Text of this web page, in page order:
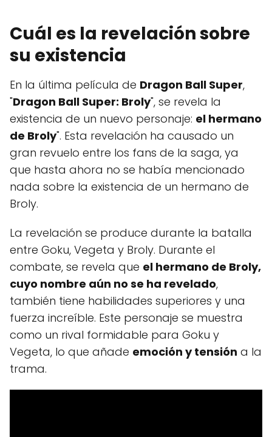
Cuál es la revelación sobre
su existencia
En la última película de Dragon Ball Super,
"Dragon Ball Super: Broly", se revela la
existencia de un nuevo personaje: el hermano
de Broly". Esta revelación ha causado un
gran revuelo entre los fans de la saga, ya
que hasta ahora no se había mencionado
nada sobre la existencia de un hermano de
Broly.
La revelación se produce durante la batalla
entre Goku, Vegeta y Broly. Durante el
combate, se revela que el hermano de Broly,
cuyo nombre aún no se ha revelado,
también tiene habilidades superiores y una
fuerza increíble. Este personaje se muestra
como un rival formidable para Goku y
Vegeta, lo que añade emoción y tensión a la
trama.